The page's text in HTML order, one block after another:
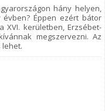
hány helyen,
Éppen ezért bátor
XVI. kerületben, Erzsébet-
megszervezni. Az
lehet.